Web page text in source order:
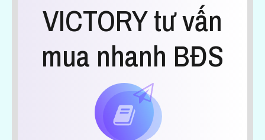
VICTORY tư vấn
mua nhanh BĐS